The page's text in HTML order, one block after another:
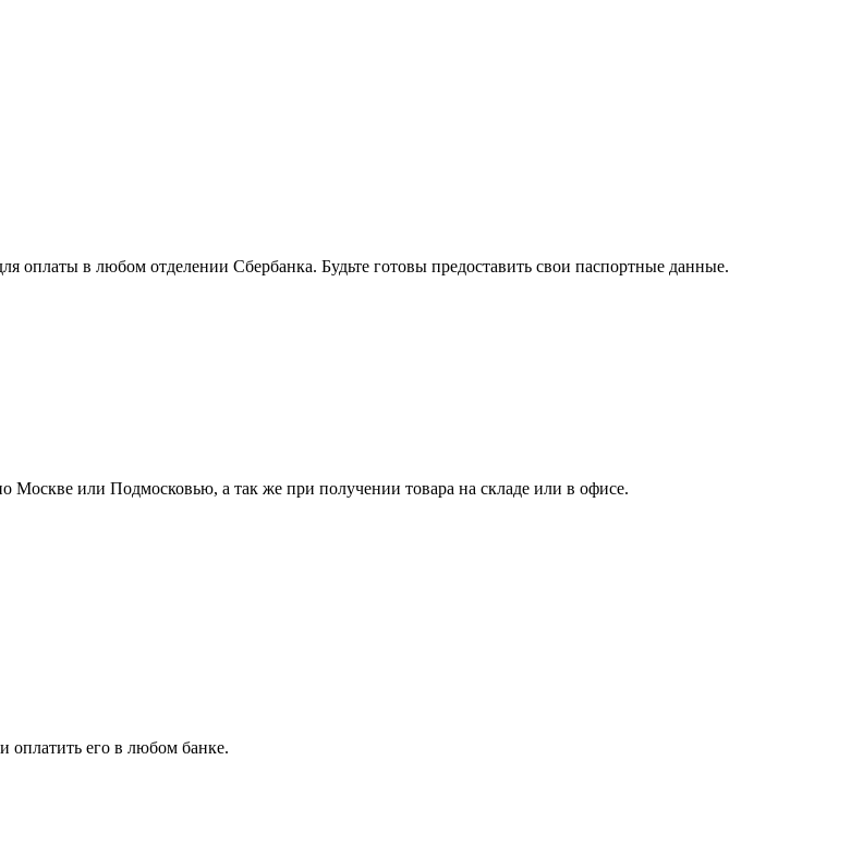
оплаты в любом отделении Сбербанка. Будьте готовы предоставить свои паспортные данные.
или Подмосковью, а так же при получении товара на складе или в офисе.
оплатить его в любом банке.